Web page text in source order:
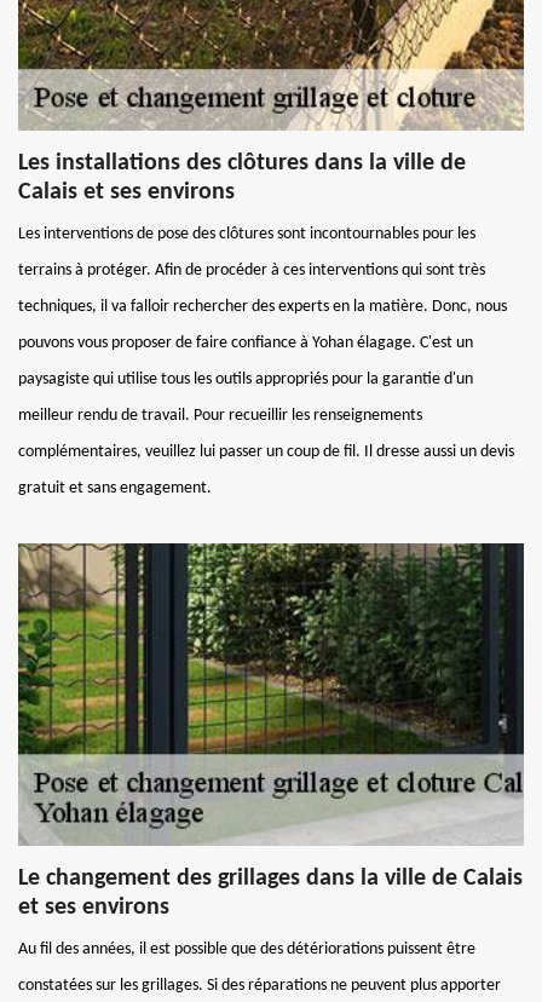
Les installations des clôtures dans la ville de
Calais et ses environs
Les interventions de pose des clôtures sont incontournables pour les
terrains à protéger. Afin de procéder à ces interventions qui sont très
techniques, il va falloir rechercher des experts en la matière. Donc, nous
pouvons vous proposer de faire confiance à Yohan élagage. C'est un
paysagiste qui utilise tous les outils appropriés pour la garantie d'un
meilleur rendu de travail. Pour recueillir les renseignements
complémentaires, veuillez lui passer un coup de fil. Il dresse aussi un devis
gratuit et sans engagement.
Le changement des grillages dans la ville de Calais
et ses environs
Au fil des années, il est possible que des détériorations puissent être
constatées sur les grillages. Si des réparations ne peuvent plus apporter